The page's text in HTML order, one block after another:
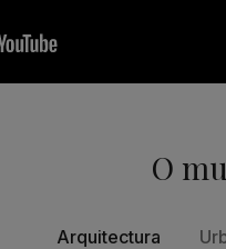
O
Arquitectura